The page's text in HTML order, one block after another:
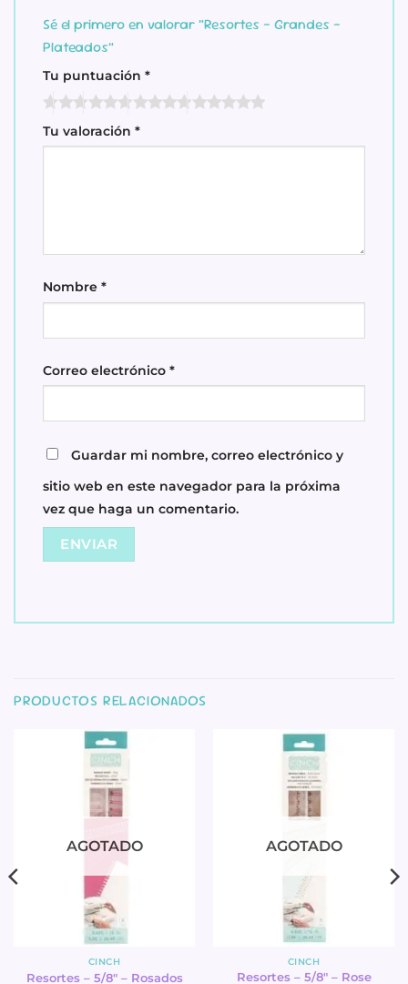
Sé el primero en valorar “Resortes – Grandes –
Plateados”
Tu puntuación *
Tu valoración *
Nombre *
Correo electrónico *
Guardar mi nombre, correo electrónico y
sitio web en este navegador para la próxima
vez que haga un comentario.
PRODUCTOS RELACIONADOS
AGOTADO
CINCH
Resortes – 5/8″ – Rosados
AGOTADO
CINCH
Resortes – 5/8″ – Rose